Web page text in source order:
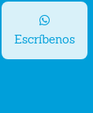
Escríbenos